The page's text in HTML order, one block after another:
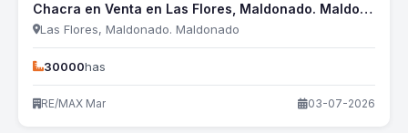
Chacra en Venta en Las Flores, Maldonado. Maldonado
Las Flores, Maldonado. Maldonado
30000has
RE/MAX Mar 03-07-2026